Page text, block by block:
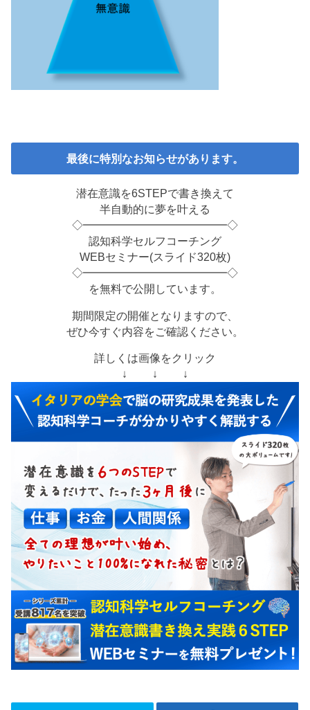
最後に特別なお知らせがあります。
潜在意識を6STEPで書き換えて
半自動的に夢を叶える
◇━━━━━━━━━━━━━◇
認知科学セルフコーチング
WEBセミナー(スライド320枚)
◇━━━━━━━━━━━━━◇
を無料で公開しています。
期間限定の開催となりますので、
ぜひ今すぐ内容をご確認ください。
詳しくは画像をクリック
↓ ↓ ↓